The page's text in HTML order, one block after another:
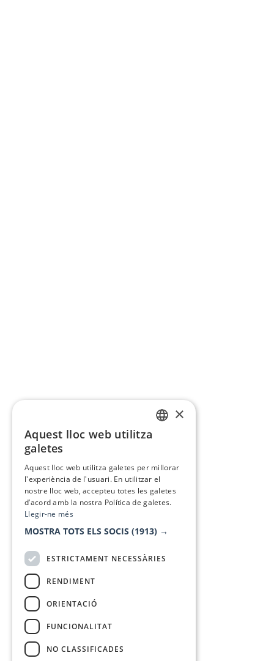
×
Aquest lloc web utilitza
galetes
Aquest lloc web utilitza galetes per millorar
l'experiència de l'usuari. En utilitzar el
nostre lloc web, accepteu totes les galetes
d’acord amb la nostra Política de galetes.
Llegir-ne més
MOSTRA TOTS ELS SOCIS (1913) →
ESTRICTAMENT NECESSÀRIES
RENDIMENT
ORIENTACIÓ
FUNCIONALITAT
NO CLASSIFICADES